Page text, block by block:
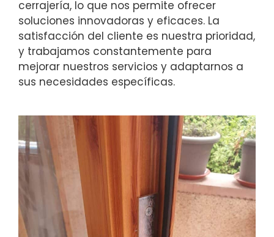
cerrajería, lo que nos permite ofrecer
soluciones innovadoras y eficaces. La
satisfacción del cliente es nuestra prioridad,
y trabajamos constantemente para
mejorar nuestros servicios y adaptarnos a
sus necesidades específicas.